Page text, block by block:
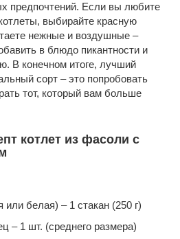
предпочтений. Если вы любите
выбирайте красную
нежные и воздушные –
в блюдо пикантности и
В конечном итоге, лучший
сорт – это попробовать
тот, который вам больше
котлет из фасоли с
или белая) – 1 стакан (250 г)
– 1 шт. (среднего размера)